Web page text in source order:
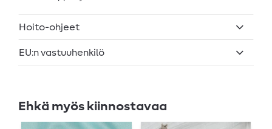
Hoito-ohjeet
EU:n vastuuhenkilö
Ehkä myös kiinnostavaa